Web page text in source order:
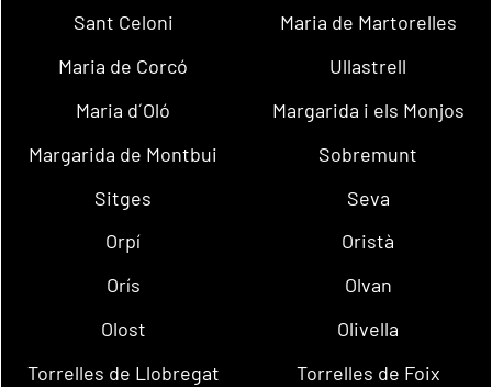
Sant Celoni
Maria de Martorelles
Maria de Corcó
Ullastrell
Maria d´Oló
Margarida i els Monjos
Margarida de Montbui
Sobremunt
Sitges
Seva
Orpí
Oristà
Orís
Olvan
Olost
Olivella
Torrelles de Llobregat
Torrelles de Foix